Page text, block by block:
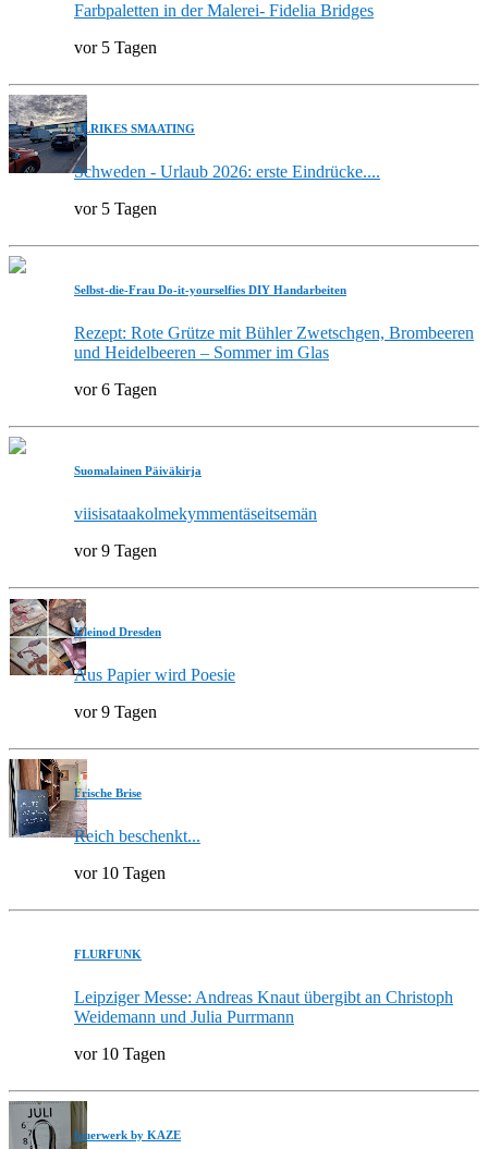
Farbpaletten in der Malerei- Fidelia Bridges
vor 5 Tagen
ULRIKES SMAATING
Schweden - Urlaub 2026: erste Eindrücke....
vor 5 Tagen
Selbst-die-Frau Do-it-yourselfies DIY Handarbeiten
Rezept: Rote Grütze mit Bühler Zwetschgen, Brombeeren
und Heidelbeeren – Sommer im Glas
vor 6 Tagen
Suomalainen Päiväkirja
viisisataakolmekymmentäseitsemän
vor 9 Tagen
Kleinod Dresden
Aus Papier wird Poesie
vor 9 Tagen
Frische Brise
Reich beschenkt...
vor 10 Tagen
FLURFUNK
Leipziger Messe: Andreas Knaut übergibt an Christoph
Weidemann und Julia Purrmann
vor 10 Tagen
feuerwerk by KAZE